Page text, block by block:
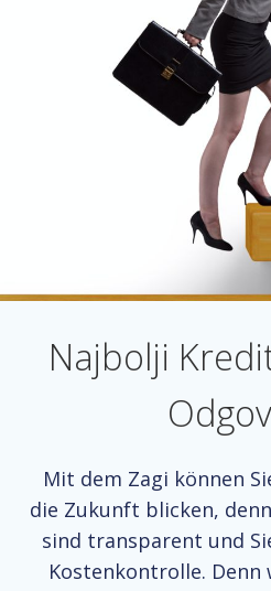
Najbolji
Mit dem Zagi können
die Zukunft blicken,
sind transparent und
Kostenkontrolle. Denn